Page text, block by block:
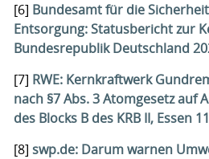
[6] Bundesamt für die
Entsorgung: Statusbericht zur
Bundesrepublik Deutschland
[7] RWE: Kernkraftwerk
nach §7 Abs. 3 Atomgesetz auf
des Blocks B des KRB II, Essen
[8] swp.de: Darum warnen